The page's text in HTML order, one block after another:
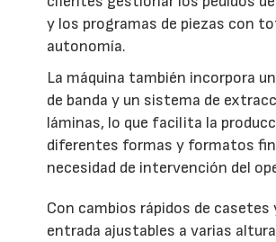
y los programas de piezas con
autonomía.
La máquina también incorpora
de banda y un sistema de
láminas, lo que facilita la
diferentes formas y formatos
necesidad de intervención del
Con cambios rápidos de casetes
entrada ajustables a varias